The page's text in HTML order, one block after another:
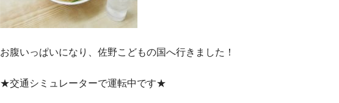
お腹いっぱいになり、佐野こどもの国へ行きました！
★交通シミュレーターで運転中です★